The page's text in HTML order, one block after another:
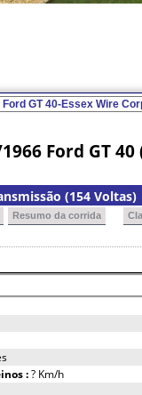
Ford GT
(154 Voltas)
Resumo da corrida
:? Km/h